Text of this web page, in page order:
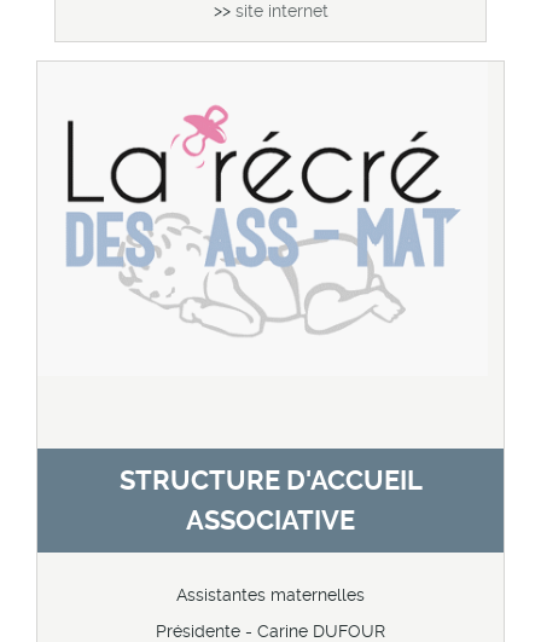
>> site internet
STRUCTURE D'ACCUEIL
ASSOCIATIVE
Assistantes maternelles
Présidente - Carine DUFOUR